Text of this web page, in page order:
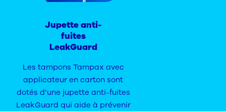
Jupette anti-
fuites
LeakGuard
Les tampons Tampax avec
applicateur en carton sont
dotés d’une jupette anti-fuites
LeakGuard qui aide à prévenir